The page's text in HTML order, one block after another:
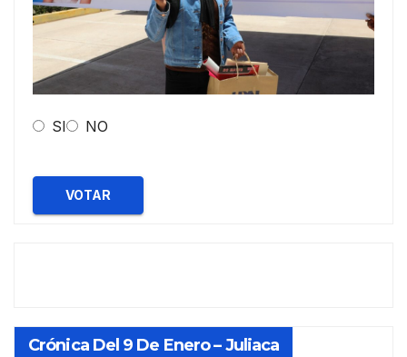
SI NO
VOTAR
Crónica Del 9 De Enero – Juliaca